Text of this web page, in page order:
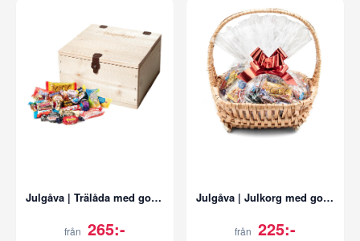
Julgåva | Trälåda med godis
från 265:-
Julgåva | Julkorg med godis
från 225:-